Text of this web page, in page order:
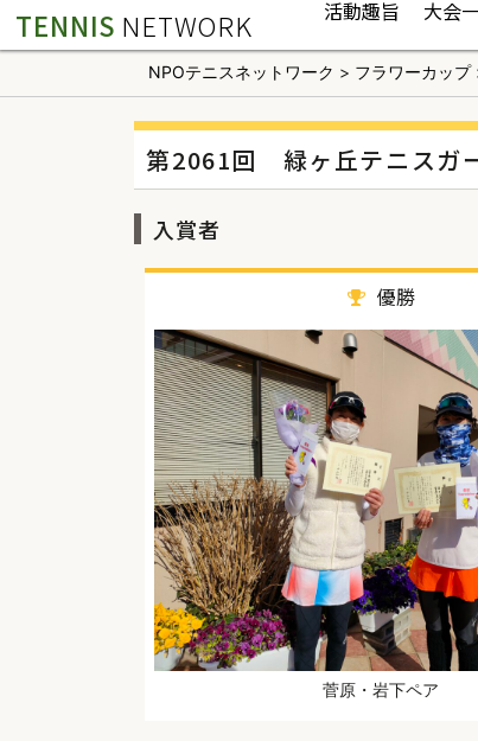
TENNIS NETWORK 活動趣旨 大会
NPOテニスネットワーク > フラワーカップ
第2061回 緑ヶ丘テニスガ
入賞者
優勝
菅原・岩下ペア